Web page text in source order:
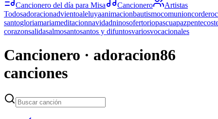
Cancionero del día para Misa Cancionero
Artistas
Todosadoracionadvientoaleluyaanimacionbautismocomunioncordero
santogloriamariameditacionnavidadninosofertoriopascuapaz
corazonsalidasalmosantosantos y difuntosvariosvocacionales
Cancionero · adoracion86
canciones